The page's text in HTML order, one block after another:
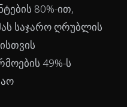
80%-ით,
საჯარო ღრუბლის
49%-ს